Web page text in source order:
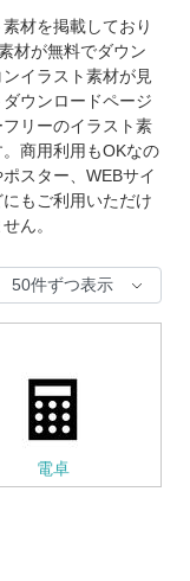
材を掲載しており
材が無料でダウン
イラスト素材が見
ウンロードページ
リーのイラスト素
商用利用もOKなの
スター、WEBサイ
もご利用いただけ
ん。
電卓